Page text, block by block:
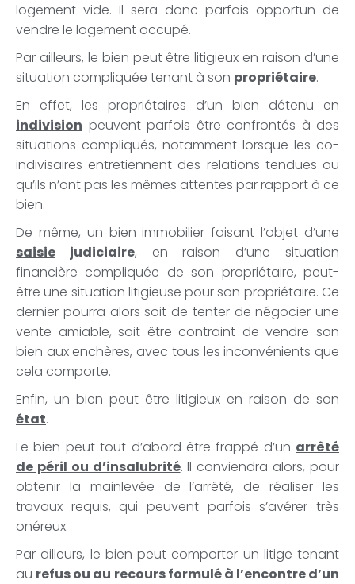
logement vide. Il sera donc parfois opportun de
vendre le logement occupé.
Par ailleurs, le bien peut être litigieux en raison d’une
situation compliquée tenant à son propriétaire.
En effet, les propriétaires d’un bien détenu en
indivision peuvent parfois être confrontés à des
situations compliqués, notamment lorsque les co-
indivisaires entretiennent des relations tendues ou
qu’ils n’ont pas les mêmes attentes par rapport à ce
bien.
De même, un bien immobilier faisant l’objet d’une
saisie judiciaire, en raison d’une situation
financière compliquée de son propriétaire, peut-
être une situation litigieuse pour son propriétaire. Ce
dernier pourra alors soit de tenter de négocier une
vente amiable, soit être contraint de vendre son
bien aux enchères, avec tous les inconvénients que
cela comporte.
Enfin, un bien peut être litigieux en raison de son
état.
Le bien peut tout d’abord être frappé d’un arrêté
de péril ou d’insalubrité. Il conviendra alors, pour
obtenir la mainlevée de l’arrêté, de réaliser les
travaux requis, qui peuvent parfois s’avérer très
onéreux.
Par ailleurs, le bien peut comporter un litige tenant
au refus ou au recours formulé à l’encontre d’un